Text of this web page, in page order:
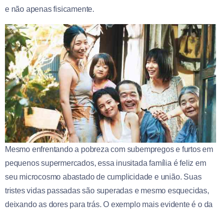
e não apenas fisicamente.
Mesmo enfrentando a pobreza com subempregos e furtos em
pequenos supermercados, essa inusitada família é feliz em
seu microcosmo abastado de cumplicidade e união. Suas
tristes vidas passadas são superadas e mesmo esquecidas,
deixando as dores para trás. O exemplo mais evidente é o da